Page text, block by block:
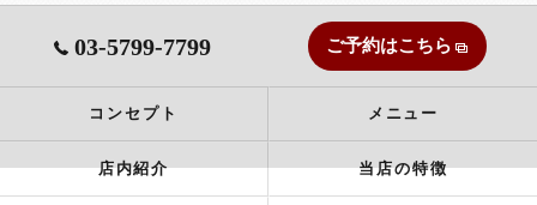
03-5799-7799 ご予約はこちら
コンセプト メニュー
店内紹介 当店の特徴